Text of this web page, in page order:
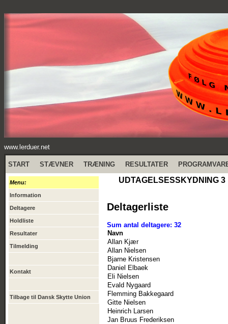
www.lerduer.net
START STÆVNER TRÆNING RESULTATER
Menu:
Information
Deltagere
Holdliste
Resultater
Tilmelding
Kontakt
Tilbage til Dansk Skytte Union
UDTAGELSESSKYDNING
Deltagerliste
Sum antal deltagere: 32
Navn
Allan Kjær
Allan Nielsen
Bjarne Kristensen
Daniel Elbaek
Eli Nielsen
Evald Nygaard
Flemming Bakkegaard
Gitte Nielsen
Heinrich Larsen
Jan Bruus Frederiksen